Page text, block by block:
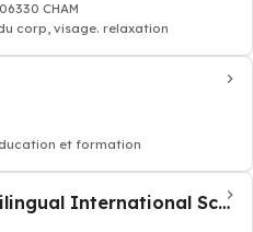
CHAM
corp, visage. relaxation
et formation
Four-Forest Bilingual International School AG